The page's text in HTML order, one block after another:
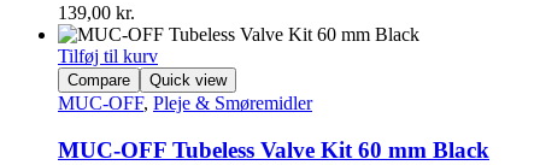
139,00 kr.
Tilføj til kurv
Compare Quick view
MUC-OFF, Pleje & Smøremidler
MUC-OFF Tubeless Valve Kit 60 mm Black